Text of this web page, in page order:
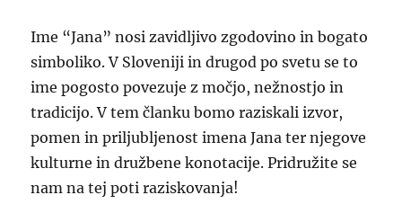
Ime “Jana” nosi zavidljivo zgodovino in bogato
simboliko. V Sloveniji in drugod po svetu se to
ime pogosto povezuje z močjo, nežnostjo in
tradicijo. V tem članku bomo raziskali izvor,
pomen in priljubljenost imena Jana ter njegove
kulturne in družbene konotacije. Pridružite se
nam na tej poti raziskovanja!